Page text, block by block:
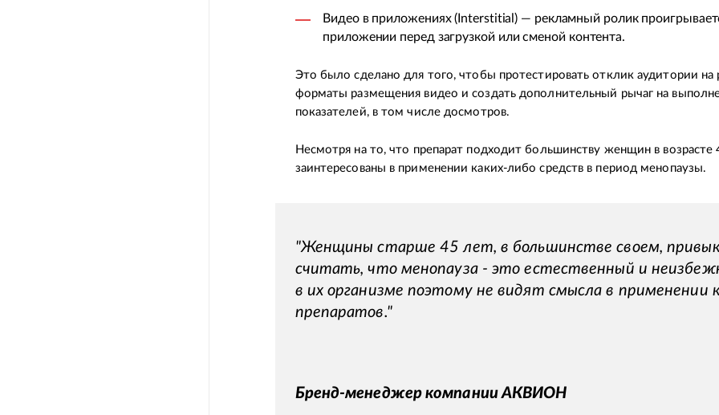
Видео в приложениях (Interstitial) — рекламный ролик
приложении перед загрузкой или сменой контента.
Это было сделано для того, чтобы протестировать отклик аудитории на
форматы размещения видео и создать дополнительный рычаг на
показателей, в том числе досмотров.
Несмотря на то, что препарат подходит большинству женщин в возрасте
заинтересованы в применении каких-либо средств в период менопаузы.
"Женщины старше 45 лет, в большинстве своем,
считать, что менопауза - это естественный и
в их организме поэтому не видят смысла в применении
препаратов."
Бренд-менеджер компании АКВИОН